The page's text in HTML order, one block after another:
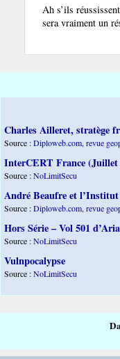
Ah s’ils
sera vraiment un
Charles Ailleret, stratège
Source :Diploweb.com, revue
InterCERT France (Juillet
Source :NoLimitSecu
André Beaufre et
Source :Diploweb.com, revue
Hors Série – Vol 501
Source :NoLimitSecu
Vulnpocalypse
Source :NoLimitSecu